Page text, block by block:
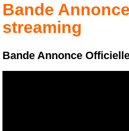
Bande Annonce
streaming
Bande Annonce